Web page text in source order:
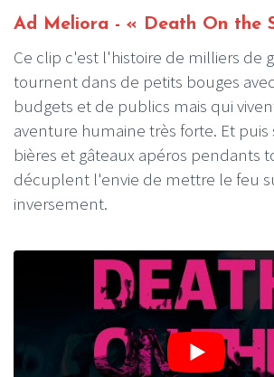
Ad Meliora - « Death On the
Ce clip c'est l'histoire de milliers de
tournent dans de petits bouges
budgets et de publics mais qui
aventure humaine très forte. Et puis
bières et gâteaux apéros pendants
décuplent l'envie de mettre le feu
inversement.